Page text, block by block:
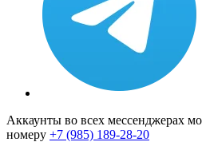
Аккаунты во всех мессенджерах
номеру +7 (985) 189-28-20